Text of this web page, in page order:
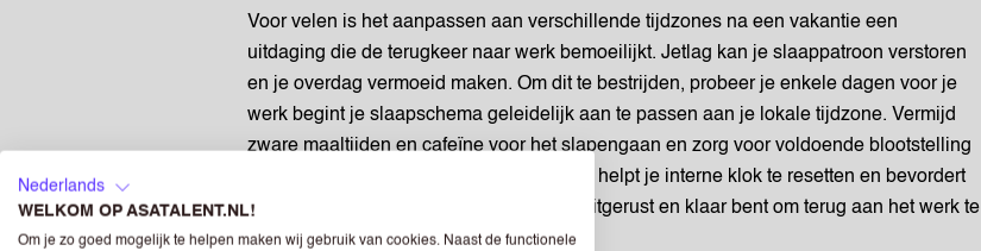
Voor velen is het aanpassen aan verschillende tijdzones na een vakantie een
uitdaging die de terugkeer naar werk bemoeilijkt. Jetlag kan je slaappatroon verstoren
en je overdag vermoeid maken. Om dit te bestrijden, probeer je enkele dagen voor je
werk begint je slaapschema geleidelijk aan te passen aan je lokale tijdzone. Vermijd
zware maaltijden en cafeïne voor het slapengaan en zorg voor voldoende blootstelling
aan natuurlijk licht gedurende de dag. Dit helpt je interne klok te resetten en bevordert
een betere nachtrust, waardoor je meer uitgerust en klaar bent om terug aan het werk te
gaan.
Nederlands
WELKOM OP ASATALENT.NL!
Om je zo goed mogelijk te helpen maken wij gebruik van cookies. Naast de functionele